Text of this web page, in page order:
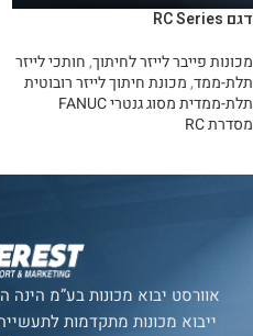
דגם RC Series
מכונות פייבר לייזר לחיתוך,חותכי לייזר
תלת-ממד,מכונת חיתוך לייזר רובוטית
תלת-ממדית מסוג גנטרי FANUC
מסדרת RC
אוורסט יבוא מכונות בע”מ
ייבוא מכונות מתקדמות